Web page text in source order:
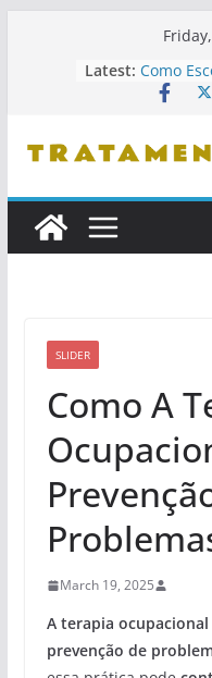
Latest: Como
Dicas
Como Se
SLIDER
Como A
March 19, 2025
A terapia ocupacional
prevenção de